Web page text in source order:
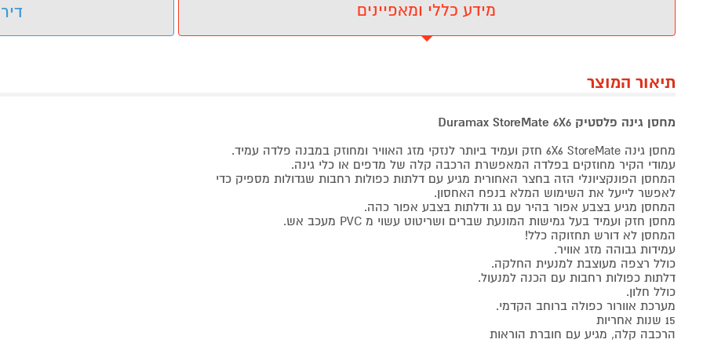
מידע כללי ומאפיינים
תיאור המוצר
מחסן גינה פלסטיק Duramax StoreMate 6X6
מחסן גינה 6X6 StoreMate חזק ועמיד ביותר לנזקי מזג האוויר ומחוזק במבנה פלדה עמיד.
עמודי הקיר מחוזקים בפלדה המאפשרת הרכבה קלה של מדפים או כלי גינה.
המחסן הפונקציונלי הזה בחצר האחורית מגיע עם דלתות כפולות רחבות שגדולות מספיק כדי
לאפשר לייעל את השימוש המלא בנפח האחסון.
המחסן מגיע בצבע אפור בהיר עם גג ודלתות בצבע אפור כהה.
מחסן חזק ועמיד בעל גמישות המונעת שברים ושריטוט עשוי מ PVC מעכב אש.
המחסן לא דורש תחזוקה כלל!
עמידות גבוהה מזג אוויר.
כולל רצפה מעוצבת למנעית החלקה.
דלתות כפולות רחבות עם הכנה למנעול.
כולל חלון.
מערכת אוורור כפולה ברוחב הקדמי.
15 שנות אחריות
הרכבה קלה, מגיע עם חוברת הוראות